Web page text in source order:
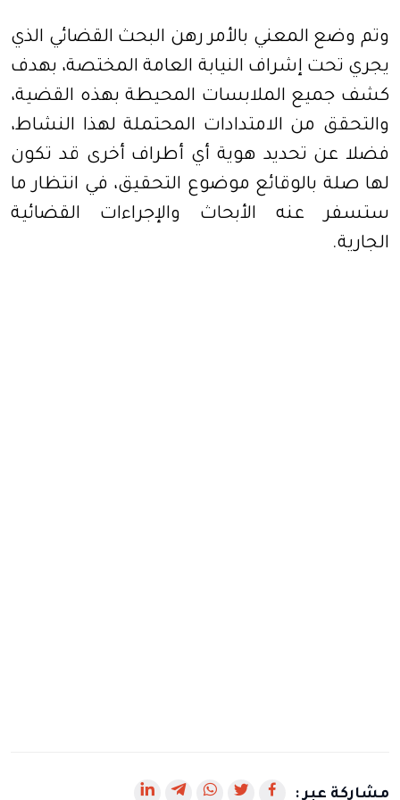
وتم وضع المعني بالأمر رهن البحث القضائي الذي
يجري تحت إشراف النيابة العامة المختصة، بهدف
كشف جميع الملابسات المحيطة بهذه القضية،
والتحقق من الامتدادات المحتملة لهذا النشاط،
فضلا عن تحديد هوية أي أطراف أخرى قد تكون
لها صلة بالوقائع موضوع التحقيق، في انتظار ما
ستسفر عنه الأبحاث والإجراءات القضائية
الجارية.
مشاركة عبر :
رابط رابطرابطرابطرابط